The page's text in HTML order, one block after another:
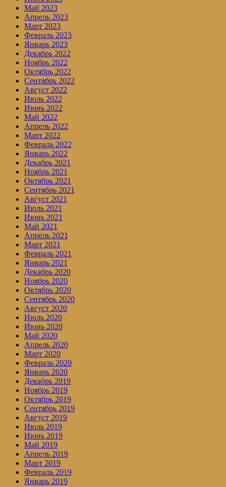
Май 2023
Апрель 2023
Март 2023
Февраль 2023
Январь 2023
Декабрь 2022
Ноябрь 2022
Октябрь 2022
Сентябрь 2022
Август 2022
Июль 2022
Июнь 2022
Май 2022
Апрель 2022
Март 2022
Февраль 2022
Январь 2022
Декабрь 2021
Ноябрь 2021
Октябрь 2021
Сентябрь 2021
Август 2021
Июль 2021
Июнь 2021
Май 2021
Апрель 2021
Март 2021
Февраль 2021
Январь 2021
Декабрь 2020
Ноябрь 2020
Октябрь 2020
Сентябрь 2020
Август 2020
Июль 2020
Июнь 2020
Май 2020
Апрель 2020
Март 2020
Февраль 2020
Январь 2020
Декабрь 2019
Ноябрь 2019
Октябрь 2019
Сентябрь 2019
Август 2019
Июль 2019
Июнь 2019
Май 2019
Апрель 2019
Март 2019
Февраль 2019
Январь 2019